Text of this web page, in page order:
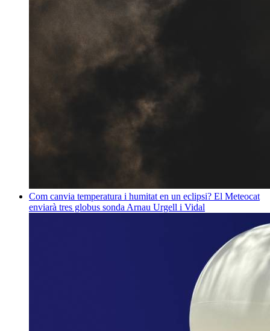
Com canvia temperatura i humitat en un eclipsi? El Meteocat
enviarà tres globus sonda Arnau Urgell i Vidal